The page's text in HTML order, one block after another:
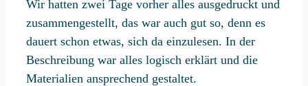
Wir hatten zwei Tage vorher alles ausgedruckt und
zusammengestellt, das war auch gut so, denn es
dauert schon etwas, sich da einzulesen. In der
Beschreibung war alles logisch erklärt und die
Materialien ansprechend gestaltet.